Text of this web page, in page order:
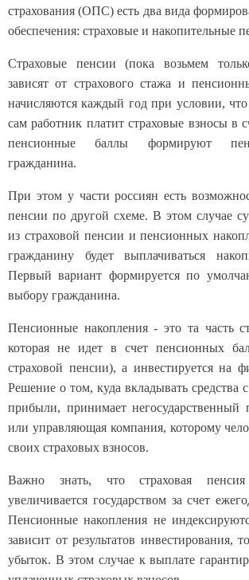
страхования (ОПС) есть два вида
обеспечения: страховые и накопительные
Страховые пенсии (пока возьмем
зависят от страхового стажа и
начисляются каждый год при условии, что
сам работник платит страховые взносы
пенсионные баллы формируют
гражданина.
При этом у части россиян есть
пенсии по другой схеме. В этом случае
из страховой пенсии и пенсионных
гражданину будет выплачиваться
Первый вариант формируется по
выбору гражданина.
Пенсионные накопления - это та часть
которая не идет в счет пенсионных
страховой пенсии), а инвестируется на
Решение о том, куда вкладывать средства
прибыли, принимает
или управляющая компания, которому
своих страховых взносов.
Важно знать, что страховая пенсия
увеличивается государством за счет
Пенсионные накопления не
зависит от результатов инвестирования,
убыток. В этом случае к выплате